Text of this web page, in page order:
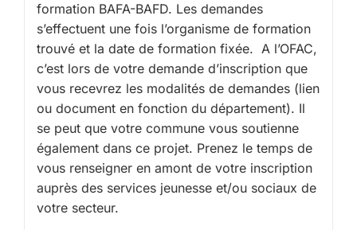
formation BAFA-BAFD. Les demandes
s’effectuent une fois l’organisme de formation
trouvé et la date de formation fixée. A l’OFAC,
c’est lors de votre demande d’inscription que
vous recevrez les modalités de demandes (lien
ou document en fonction du département). Il
se peut que votre commune vous soutienne
également dans ce projet. Prenez le temps de
vous renseigner en amont de votre inscription
auprès des services jeunesse et/ou sociaux de
votre secteur.